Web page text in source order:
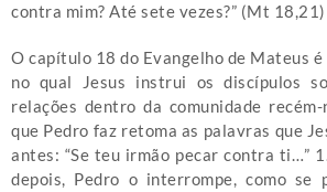
contra mim? Até sete vezes?” (Mt 18,21)
O capítulo 18 do Evangelho de Mateus
no qual Jesus instrui os discípulos
relações dentro da comunidade
que Pedro faz retoma as palavras que
antes: “Se teu irmão pecar contra ti…”
depois, Pedro o interrompe, como se